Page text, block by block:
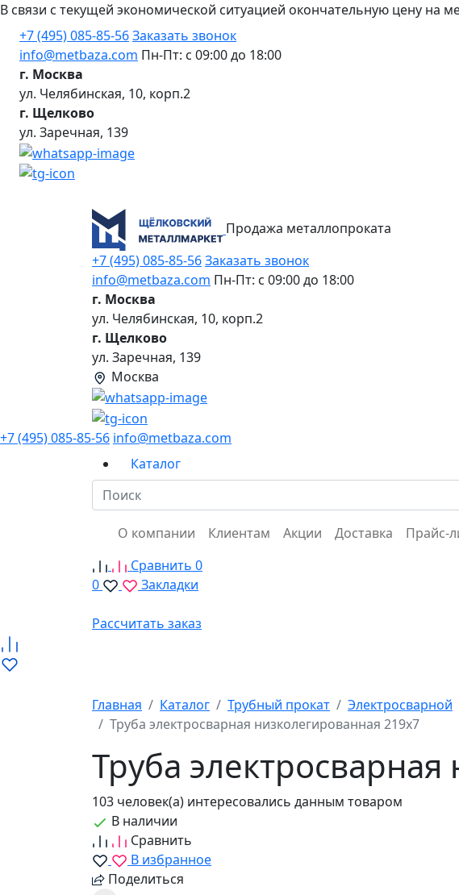
В связи с текущей экономической ситуацией окончательную цену на
+7 (495) 085-85-56Заказать звонок
info@metbaza.com Пн-Пт: с 09:00 до 18:00
г. Москва
ул. Челябинская, 10, корп.2
г. Щелково
ул. Заречная, 139
Продажа металлопроката
+7 (495) 085-85-56Заказать звонок
info@metbaza.com Пн-Пт: с 09:00 до 18:00
г. Москва
ул. Челябинская, 10, корп.2
г. Щелково
ул. Заречная, 139
Москва
+7 (495) 085-85-56 info@metbaza.com
Каталог
О компании Клиентам Акции Доставка Прайс-
Сравнить 0
0
Закладки
Рассчитать заказ
Главная Каталог Трубный прокат Электросварной
Труба электросварная низколегированная 219х7
Труба
103 человек(а) интересовались данным товаром
В наличии
Сравнить
В избранное
Поделиться